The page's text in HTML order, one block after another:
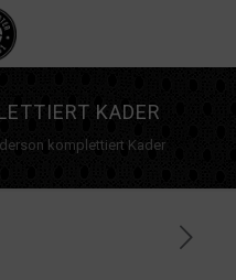
KADER
komplettiert Kader